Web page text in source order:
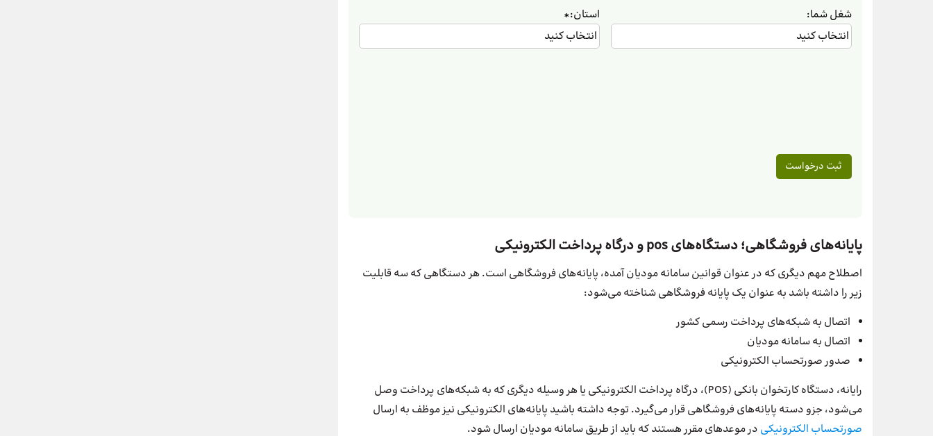
شغل شما: استان:*
پایانه‌های فروشگاهی؛ دستگاه‌های pos و درگاه پرداخت الکترونیکی
اصطلاح مهم دیگری که در عنوان قوانین سامانه مودیان آمده، پایانه‌های فروشگاهی است. هر دستگاهی که سه قابلیت
زیر را داشته باشد به عنوان یک پایانه فروشگاهی شناخته می‌شود:
اتصال به شبکه‌های پرداخت رسمی کشور
اتصال به سامانه مودیان
صدور صورتحساب الکترونیکی
رایانه، دستگاه کارتخوان بانکی (POS)، درگاه پرداخت الکترونیکی یا هر وسیله دیگری که به شبکه‌های پرداخت وصل
می‌شود، جزو دسته پایانه‌های فروشگاهی قرار می‌گیرد. توجه داشته باشید پایانه‌های الکترونیکی نیز موظف به ارسال
صورتحساب الکترونیکی در موعدهای مقرر هستند که باید از طریق سامانه مودیان ارسال شود.